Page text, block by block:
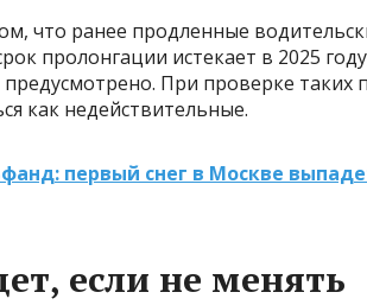
что ранее продленные
пролонгации истекает в 2025
При проверке
как недействительные.
первый снег в Москве
если не менять